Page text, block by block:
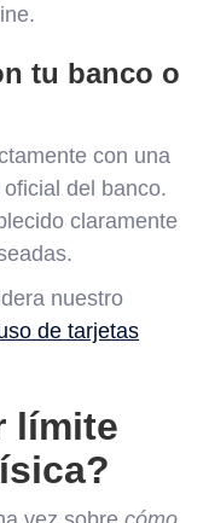
tu banco o
con una
del banco.
claramente
nuestro
de tarjetas
límite